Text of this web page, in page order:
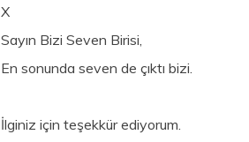
X
Sayın Bizi Seven Birisi,
En sonunda seven de çıktı bizi.
İlginiz için teşekkür ediyorum.